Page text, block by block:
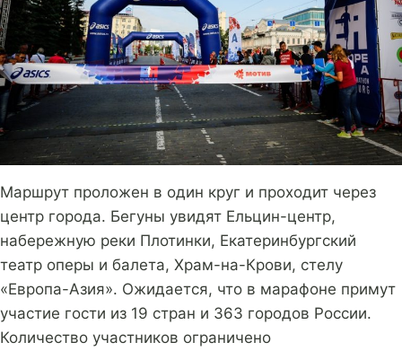
Маршрут проложен в один круг и проходит через
центр города. Бегуны увидят Ельцин-центр,
набережную реки Плотинки, Екатеринбургский
театр оперы и балета, Храм-на-Крови, стелу
«Европа-Азия». Ожидается, что в марафоне примут
участие гости из 19 стран и 363 городов России.
Количество участников ограничено